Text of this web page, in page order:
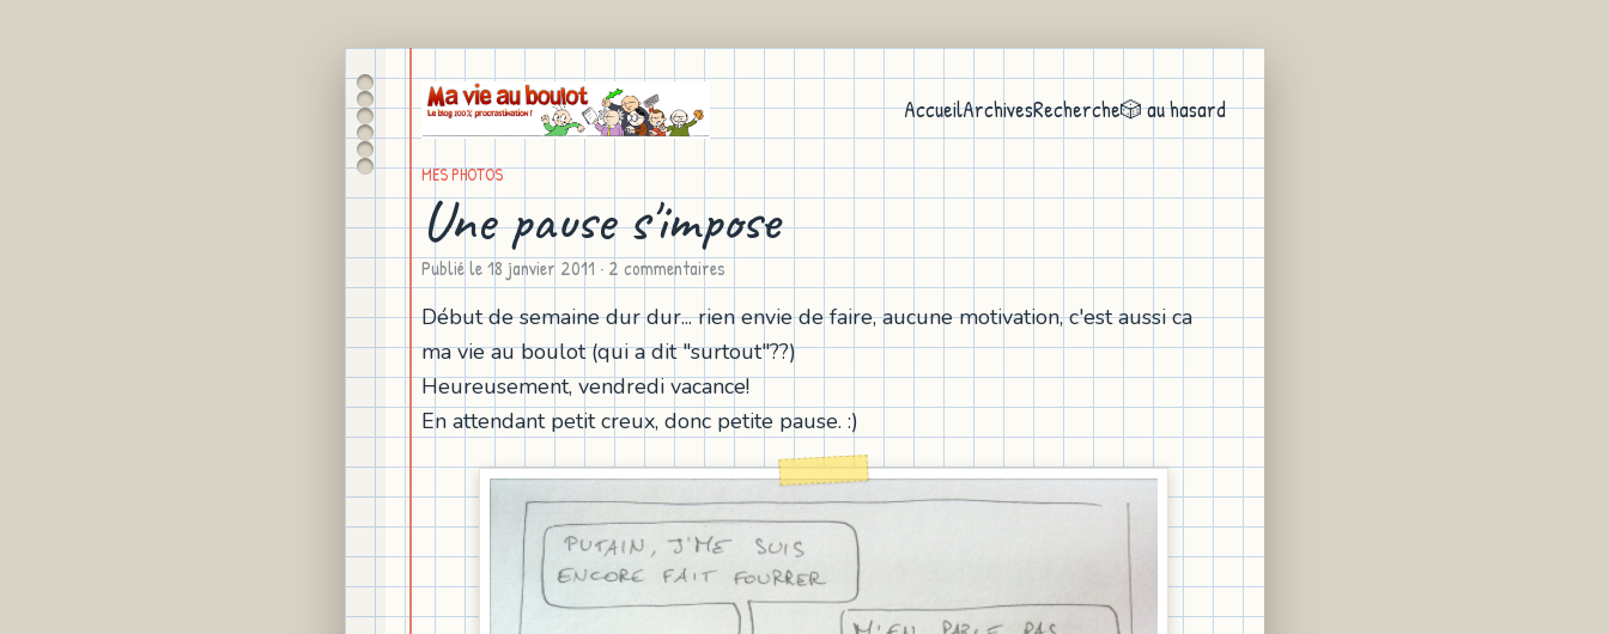
AccueilArchivesRecherche🎲 au hasard
MES PHOTOS
Une pause s'impose
Publié le18 janvier 2011 · 2 commentaires
Début de semaine dur dur... rien envie de faire, aucune motivation, c'est aussi ca
ma vie au boulot (qui a dit "surtout"??)
Heureusement, vendredi vacance!
En attendant petit creux, donc petite pause. :)